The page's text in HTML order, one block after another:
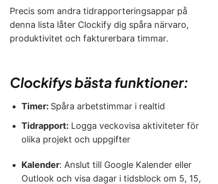
Precis som andra tidrapporteringsappar på
denna lista låter Clockify dig spåra närvaro,
produktivitet och fakturerbara timmar.
Clockifys bästa funktioner:
Timer: Spåra arbetstimmar i realtid
Tidrapport: Logga veckovisa aktiviteter för
olika projekt och uppgifter
Kalender: Anslut till Google Kalender eller
Outlook och visa dagar i tidsblock om 5, 15,